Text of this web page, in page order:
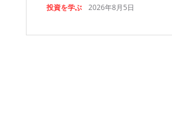
投資を学ぶ 2026年8月5日